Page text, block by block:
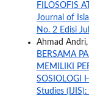
FILOSOFIS
Journal of
No. 2 Edisi
Ahmad
BERSAMA
MEMILIKI
SOSIOLOGI
Studies